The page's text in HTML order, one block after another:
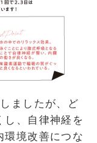
ましたが、ど
し、自律神経を
環境改善につな